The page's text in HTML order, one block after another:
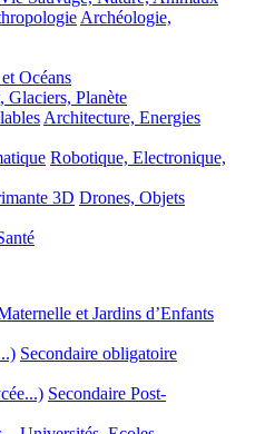
Archéologie,
Océans
Glaciers, Planète
Architecture, Energies
Robotique, Electronique,
3D Drones, Objets
et Jardins d’Enfants
Secondaire obligatoire
Secondaire Post-